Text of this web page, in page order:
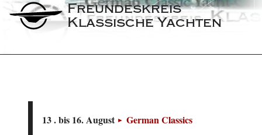
Freundeskreis
Klassische Yachten
13 . bis 16. August German Classics